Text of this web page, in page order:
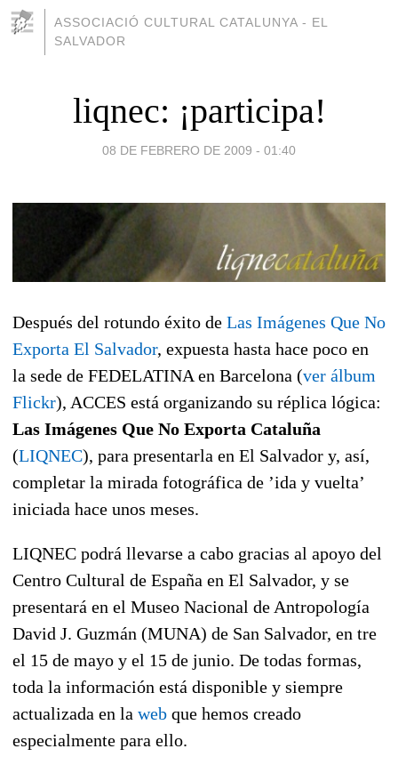
ASSOCIACIÓ CULTURAL CATALUNYA - EL
SALVADOR
liqnec: ¡participa!
08 DE FEBRERO DE 2009 - 01:40
Después del rotundo éxito de Las Imágenes Que No
Exporta El Salvador, expuesta hasta hace poco en
la sede de FEDELATINA en Barcelona (ver álbum
Flickr), ACCES está organizando su réplica lógica:
Las Imágenes Que No Exporta Cataluña
(LIQNEC), para presentarla en El Salvador y, así,
completar la mirada fotográfica de ’ida y vuelta’
iniciada hace unos meses.
LIQNEC podrá llevarse a cabo gracias al apoyo del
Centro Cultural de España en El Salvador, y se
presentará en el Museo Nacional de Antropología
David J. Guzmán (MUNA) de San Salvador, en tre
el 15 de mayo y el 15 de junio. De todas formas,
toda la información está disponible y siempre
actualizada en la web que hemos creado
especialmente para ello.